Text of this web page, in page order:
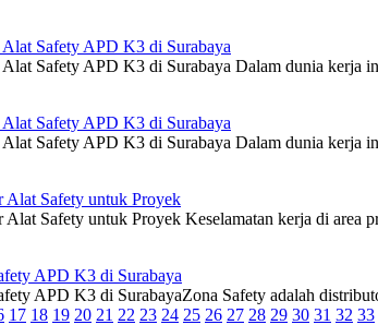
Safety APD K3 di Surabaya
Safety APD K3 di Surabaya Dalam dunia kerja
Safety APD K3 di Surabaya
Safety APD K3 di Surabaya Dalam dunia kerja
Safety untuk Proyek
Safety untuk Proyek Keselamatan kerja di area
APD K3 di Surabaya
APD K3 di SurabayaZona Safety adalah
17 18 19 20 21 22 23 24 25 26 27 28 29 30 31 32 33